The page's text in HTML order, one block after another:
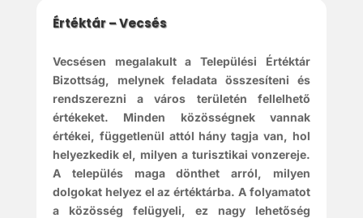
Értéktár – Vecsés
Vecsésen megalakult a Települési Értéktár
Bizottság, melynek feladata összesíteni és
rendszerezni a város területén fellelhető
értékeket. Minden közösségnek vannak
értékei, függetlenül attól hány tagja van, hol
helyezkedik el, milyen a turisztikai vonzereje.
A település maga dönthet arról, milyen
dolgokat helyez el az értéktárba. A folyamatot
a közösség felügyeli, ez nagy lehetőség